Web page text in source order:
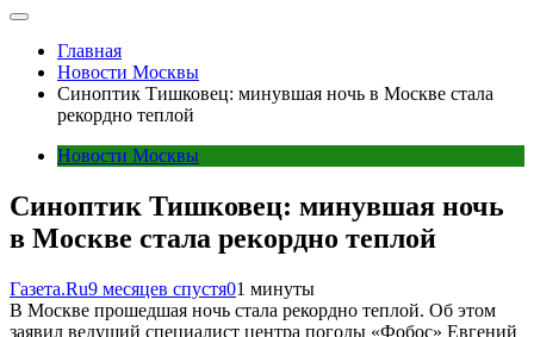
Главная
Новости Москвы
Синоптик Тишковец: минувшая ночь в Москве стала
рекордно теплой
Новости Москвы
Синоптик Тишковец: минувшая ночь
в Москве стала рекордно теплой
Газета.Ru9 месяцев спустя01 минуты
В Москве прошедшая ночь стала рекордно теплой. Об этом
заявил ведущий специалист центра погоды «Фобос» Евгений